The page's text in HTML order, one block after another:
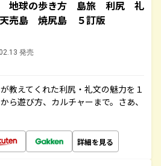
地球の歩き方 島旅 利尻 礼
売島 焼尻島 ５訂版
発売
教えてくれた利尻・礼文の魅力を１
ら遊び方、カルチャーまで。さあ、
詳細を見る